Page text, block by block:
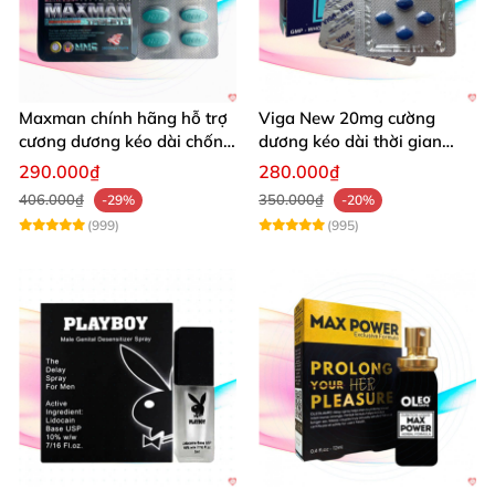
Maxman chính hãng hỗ trợ
cương dương kéo dài chống
xuất tinh sớm 10 viên
290.000₫
406.000₫
-29%
(999)
Viga New 20mg cường
dương kéo dài thời gian
chống xuất tinh hiệu quả
280.000₫
350.000₫
-20%
(995)